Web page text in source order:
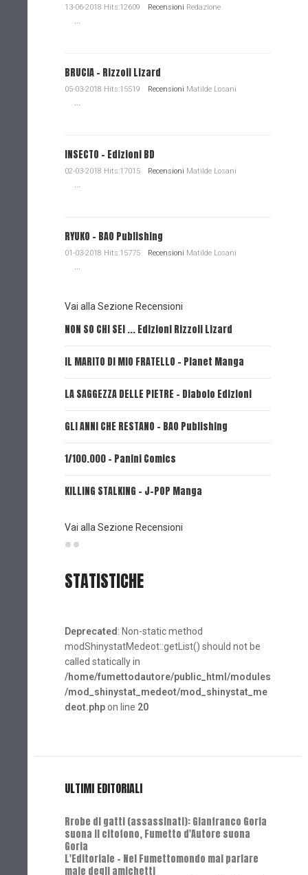
13-06-2018 Hits:12609 Recensioni Redazione
BRUCIA - Rizzoli Lizard
05-03-2018 Hits:15519 Recensioni Matilde Losani
INSECTO - Edizioni BD
02-03-2018 Hits:17015 Recensioni Matilde Losani
RYUKO - BAO Publishing
01-03-2018 Hits:15775 Recensioni Matilde Losani
Vai alla Sezione Recensioni
NON SO CHI SEI ... Edizioni Rizzoli Lizard
IL MARITO DI MIO FRATELLO - Planet Manga
LA SAGGEZZA DELLE PIETRE - Diabolo Edizioni
GLI ANNI CHE RESTANO - BAO Publishing
1/100.000 - Panini Comics
KILLING STALKING - J-POP Manga
Vai alla Sezione Recensioni
STATISTICHE
Deprecated: Non-static method
modShinystatMedeot::getList() should not be
called statically in
/home/fumettodautore/public_html/modules
/mod_shinystat_medeot/mod_shinystat_me
deot.phpon line 20
ULTIMI EDITORIALI
Rrobe di gatti (assassinati): Gianfranco Goria
suona il citofono, Fumetto d'Autore suona
Goria
L'Editoriale - Nel Fumettomondo mai parlare
male degli amichetti